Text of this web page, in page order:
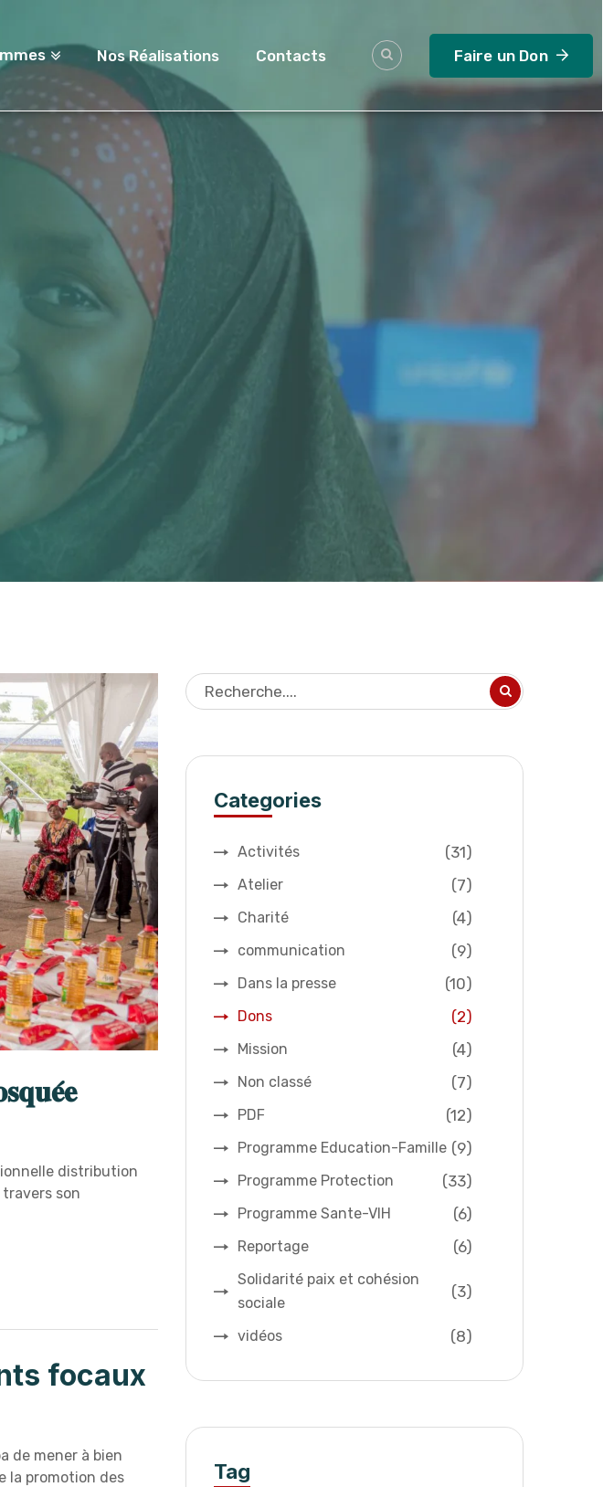
Nos Réalisations Contacts Faire un Don
distribution
travers son
focaux
de mener à bien
la promotion des
Categories
Activités (31)
Atelier (7)
Charité (4)
communication (9)
Dans la presse (10)
Dons (2)
Mission (4)
Non classé (7)
PDF (12)
Programme Education-Famille (9)
Programme Protection (33)
Programme Sante-VIH (6)
Reportage (6)
Solidarité paix et cohésion
sociale
(3)
vidéos (8)
Tag